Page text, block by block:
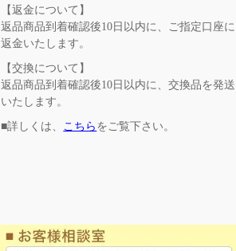
【返金について】
返品商品到着確認後10日以内に、ご指定口座に
返金いたします。
【交換について】
返品商品到着確認後10日以内に、交換品を発送
いたします。
■詳しくは、 こちら をご覧下さい。